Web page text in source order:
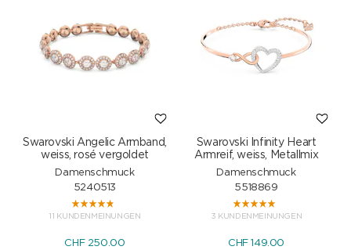
Swarovski Angelic Armband,
weiss, rosé vergoldet
Damenschmuck
5240513
11 KUNDENMEINUNGEN
CHF250.00
Swarovski Infinity Heart
Armreif, weiss, Metallmix
Damenschmuck
5518869
3 KUNDENMEINUNGEN
CHF149.00